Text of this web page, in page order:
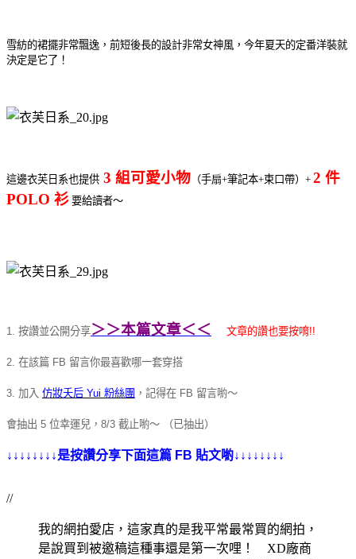
雪紡的裙擺非常飄逸，前短後長的設計非常女神風，今年夏天的定番洋裝就
決定是它了！
這邊衣芙日系也提供 3 組可愛小物 （手扇+筆記本+束口帶）+ 2 件
POLO 衫 要給讀者～
1. 按讚並公開分享＞＞本篇文章＜＜ 文章的讚也要按唷!!
2. 在該篇 FB 留言你最喜歡哪一套穿搭
3. 加入 仿妝夭后 Yui 粉絲團 ，記得在 FB 留言喲～
會抽出 5 位幸運兒，8/3 截止喲～ （已抽出）
↓↓↓↓↓↓↓↓是按讚分享下面這篇 FB 貼文喲↓↓↓↓↓↓↓↓
//
我的網拍愛店，這家真的是我平常最常買的網拍，
是說買到被邀稿這種事還是第一次哩！ XD廠商